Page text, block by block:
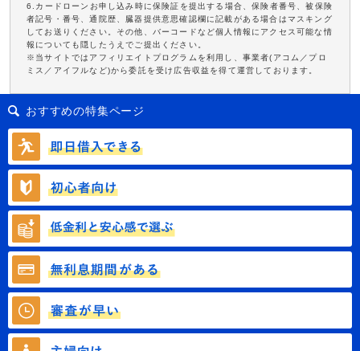
6.カードローンお申し込み時に保険証を提出する場合、保険者番号、被保険
者記号・番号、通院歴、臓器提供意思確認欄に記載がある場合はマスキング
してお送りください。その他、バーコードなど個人情報にアクセス可能な情
報についても隠したうえでご提出ください。
※当サイトではアフィリエイトプログラムを利用し、事業者(アコム／プロ
ミス／アイフルなど)から委託を受け広告収益を得て運営しております。
おすすめの特集ページ